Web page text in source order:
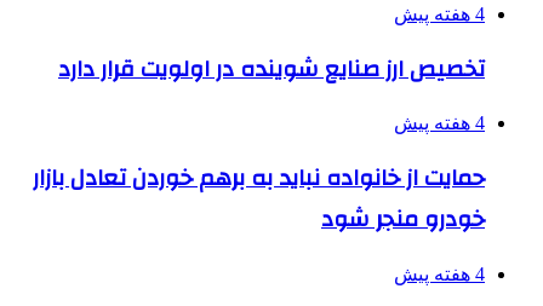
4 هفته پیش
تخصیص ارز صنایع شوینده در اولویت قرار دارد
4 هفته پیش
حمایت از خانواده نباید به برهم خوردن تعادل بازار
خودرو منجر شود
4 هفته پیش